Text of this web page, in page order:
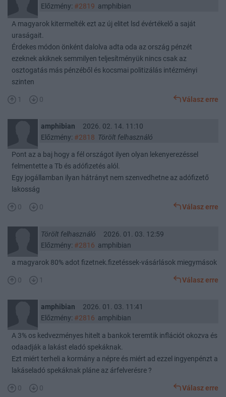
Előzmény: #2819 amphibian
A magyarok kitermelték ezt az új elitet lsd évértékelő a saját
uraságait.
Érdekes módon önként dalolva adta oda az ország pénzét
ezeknek akiknek semmilyen teljesítményük nincs csak az
osztogatás más pénzéből és kocsmai politizálás intézményi
szinten
1 0 Válasz erre
amphibian
2026. 02. 14. 11:10
Előzmény: #2818 Törölt felhasználó
Pont az a baj hogy a fél országot ilyen olyan lekenyerezéssel
felmentette a Tb és adófizetés alól.
Egy jogállamban ilyan hátrányt nem szenvedhetne az adófizető
lakosság
0 0 Válasz erre
Törölt felhasználó
2026. 01. 03. 12:59
Előzmény: #2816 amphibian
a magyarok 80% adot fizetnek.fizetéssek-vásárlások miegymások
0 1 Válasz erre
amphibian
2026. 01. 03. 11:41
Előzmény: #2816 amphibian
A 3% os kedvezményes hitelt a bankok teremtik inflációt okozva és
odaadják a lakást eladó spekáknak.
Ezt miért terheli a kormány a népre és miért ad ezzel ingyenpénzt a
lakáseladó spekáknak pláne az árfelverésre ?
0 0 Válasz erre